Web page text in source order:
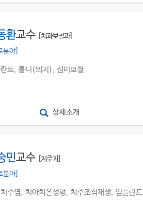
환교수
[치과보철과]
분야]
트, 틀니(의치), 심미보철
상세소개
민교수
[치주과]
분야]
주염, 치아치은성형, 치주조직재생, 임플란트